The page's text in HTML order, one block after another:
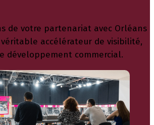
de votre partenariat avec Orléans
accélérateur de visibilité,
développement commercial.